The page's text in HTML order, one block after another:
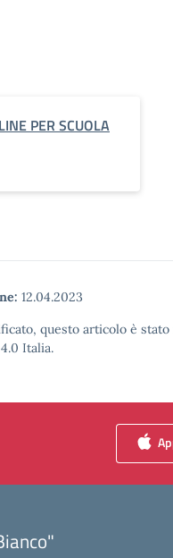
PER SCUOLA
12.04.2023
questo articolo è
Italia.